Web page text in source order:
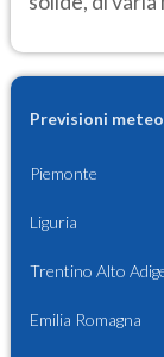
Previsioni
Piemonte
Liguria
Trentino Alto
Emilia Romagna